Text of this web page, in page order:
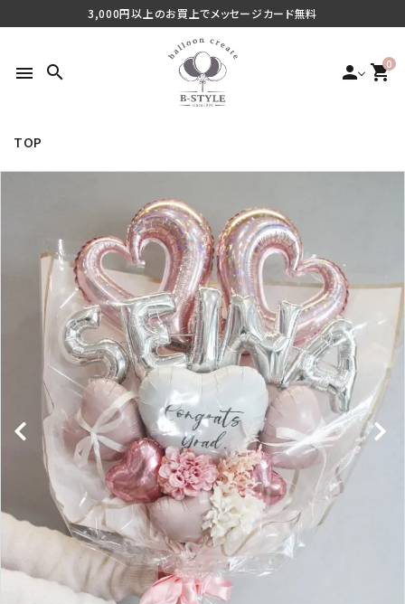
3,000円以上のお買上でメッセージカード無料
menu search person 0
shopping_cart
最近チェックした商品
ご利用シーンから探す
商品タイプから探す
価格から探す
コンテンツ
ガイドライン
ACCOUNT MENU
ようこそ ゲスト 様
meeting_room ログイン person 新規会員登録
TOP